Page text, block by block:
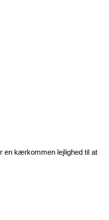
en kærkommen lejlighed til at